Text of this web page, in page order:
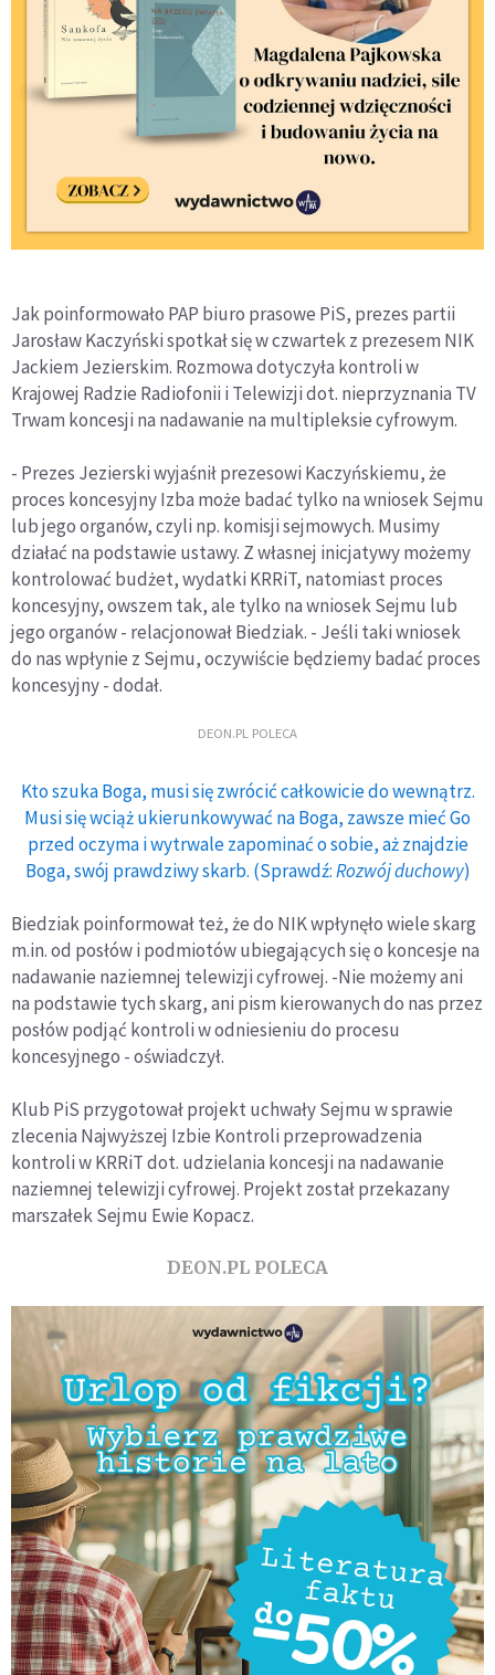
Jak poinformowało PAP biuro prasowe PiS, prezes partii
Jarosław Kaczyński spotkał się w czwartek z prezesem NIK
Jackiem Jezierskim. Rozmowa dotyczyła kontroli w
Krajowej Radzie Radiofonii i Telewizji dot. nieprzyznania TV
Trwam koncesji na nadawanie na multipleksie cyfrowym.
- Prezes Jezierski wyjaśnił prezesowi Kaczyńskiemu, że
proces koncesyjny Izba może badać tylko na wniosek Sejmu
lub jego organów, czyli np. komisji sejmowych. Musimy
działać na podstawie ustawy. Z własnej inicjatywy możemy
kontrolować budżet, wydatki KRRiT, natomiast proces
koncesyjny, owszem tak, ale tylko na wniosek Sejmu lub
jego organów - relacjonował Biedziak. - Jeśli taki wniosek
do nas wpłynie z Sejmu, oczywiście będziemy badać proces
koncesyjny - dodał.
DEON.PL POLECA
Kto szuka Boga, musi się zwrócić całkowicie do wewnątrz.
Musi się wciąż ukierunkowywać na Boga, zawsze mieć Go
przed oczyma i wytrwale zapominać o sobie, aż znajdzie
Boga, swój prawdziwy skarb. (Sprawdź:Rozwój duchowy)
Biedziak poinformował też, że do NIK wpłynęło wiele skarg
m.in. od posłów i podmiotów ubiegających się o koncesje na
nadawanie naziemnej telewizji cyfrowej. -Nie możemy ani
na podstawie tych skarg, ani pism kierowanych do nas przez
posłów podjąć kontroli w odniesieniu do procesu
koncesyjnego - oświadczył.
Klub PiS przygotował projekt uchwały Sejmu w sprawie
zlecenia Najwyższej Izbie Kontroli przeprowadzenia
kontroli w KRRiT dot. udzielania koncesji na nadawanie
naziemnej telewizji cyfrowej. Projekt został przekazany
marszałek Sejmu Ewie Kopacz.
DEON.PL POLECA